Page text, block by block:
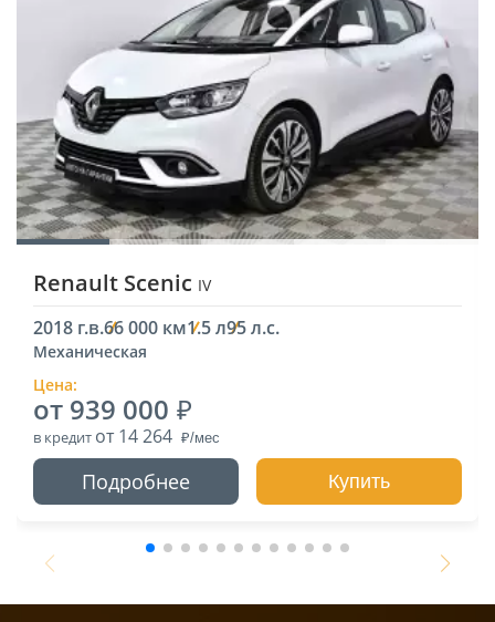
Renault Scenic IV
2018 г.в.66 000 км1.5 л95 л.с.
Механическая
Цена:
от 939 000
в кредит от 14 264
Подробнее Купить